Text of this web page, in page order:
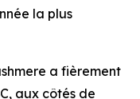
la plus
a fièrement
aux côtés de